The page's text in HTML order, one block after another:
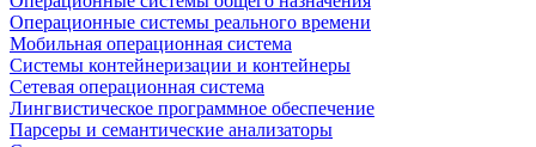
Операционные системы реального времени
Мобильная операционная система
Системы контейнеризации и контейнеры
Сетевая операционная система
Лингвистическое программное обеспечение
Парсеры и семантические анализаторы